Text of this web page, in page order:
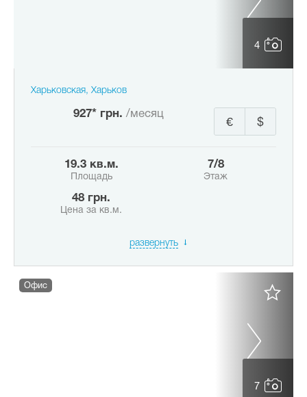
4
Харьковская, Харьков
927* грн. /месяц
$
€
19.3 кв.м.
Площадь
7/8
Этаж
48 грн.
Цена за кв.м.
развернуть
7
Офис